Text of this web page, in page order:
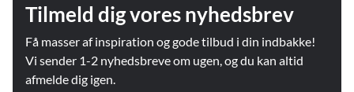
Tilmeld dig vores nyhedsbrev
Få masser af inspiration og gode tilbud i din indbakke!
Vi sender 1-2 nyhedsbreve om ugen, og du kan altid
afmelde dig igen.